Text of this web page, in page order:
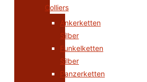
Colliers
Ankerketten
Silber
Funkelketten
Silber
Panzerketten